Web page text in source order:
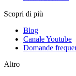
Scopri di più
Blog
Canale Youtube
Domande
Altro